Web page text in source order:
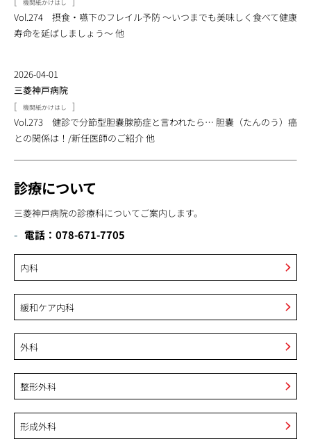
機関紙かけはし
Vol.274 摂食・嚥下のフレイル予防 ～いつまでも美味しく食べて健康
寿命を延ばしましょう～ 他
2026-04-01
三菱神戸病院
[
機関紙かけはし
]
Vol.273 健診で分節型胆嚢腺筋症と言われたら… 胆嚢（たんのう）癌
との関係は！/新任医師のご紹介 他
診療について
三菱神戸病院の診療科についてご案内します。
電話：078-671-7705
内科
緩和ケア内科
外科
整形外科
形成外科